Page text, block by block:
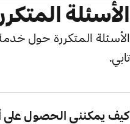
الأسئلة
الأسئلة المتكررة حول
تابي.
كيف يمكنني الحصول